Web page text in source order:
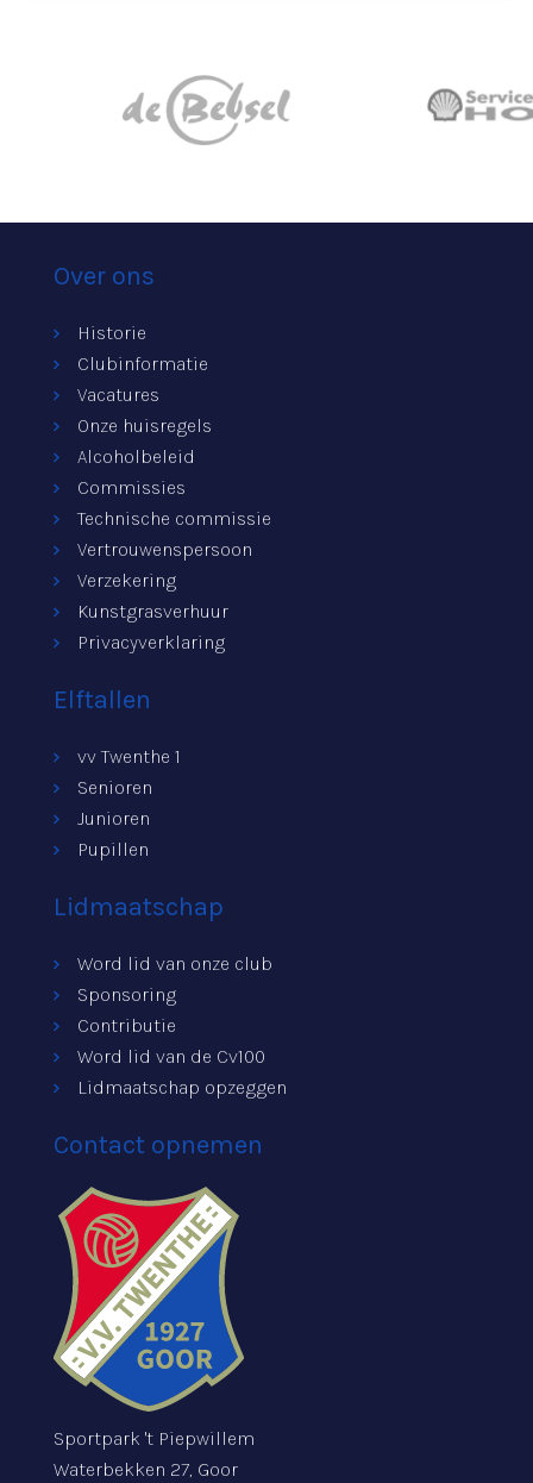
Over ons
Historie
Clubinformatie
Vacatures
Onze huisregels
Alcoholbeleid
Commissies
Technische commissie
Vertrouwenspersoon
Verzekering
Kunstgrasverhuur
Privacyverklaring
Elftallen
vv Twenthe 1
Senioren
Junioren
Pupillen
Lidmaatschap
Word lid van onze club
Sponsoring
Contributie
Word lid van de Cv100
Lidmaatschap opzeggen
Contact opnemen
Sportpark 't Piepwillem
Waterbekken 27, Goor